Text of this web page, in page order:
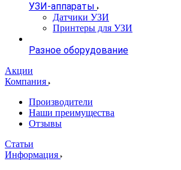
УЗИ-аппараты
Датчики УЗИ
Принтеры для УЗИ
Разное оборудование
Акции
Компания
Производители
Наши преимущества
Отзывы
Статьи
Информация